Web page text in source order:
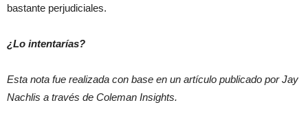
bastante perjudiciales.
¿Lo intentarías?
Esta nota fue realizada con base en un artículo publicado por Jay
Nachlis a través de Coleman Insights.